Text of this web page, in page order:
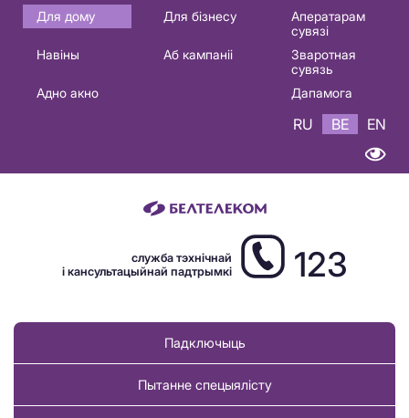
Основная
навигация
Для дому Для бізнесу
Аператарам
сувязі
Навіны
Аб кампаніі
Зваротная
сувязь
Адно акно
Дапамога
RU BE EN
служба тэхнічнай
і кансультацыйнай падтрымкі
123
Падключыць
Пытанне спецыялісту